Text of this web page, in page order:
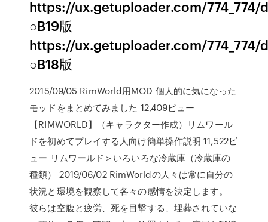
https://ux.getuploader.com/
○B19版
https://ux.getuploader.com/
○B18版
2015/09/05 RimWorld用MOD 個人的に気になった
モッドをまとめてみました 12,409ビュー
【RIMWORLD】（キャラクター作成）リムワール
ドを初めてプレイする人向け簡単操作説明 11,522ビ
ュー リムワールド＞いろいろな冷蔵庫（冷蔵庫の
種類） 2019/06/02 RimWorldの人々は常に自分の
状況と環境を観察して各々の感情を決定します。
彼らは空腹と疲労、死を目撃する、埋葬されていな